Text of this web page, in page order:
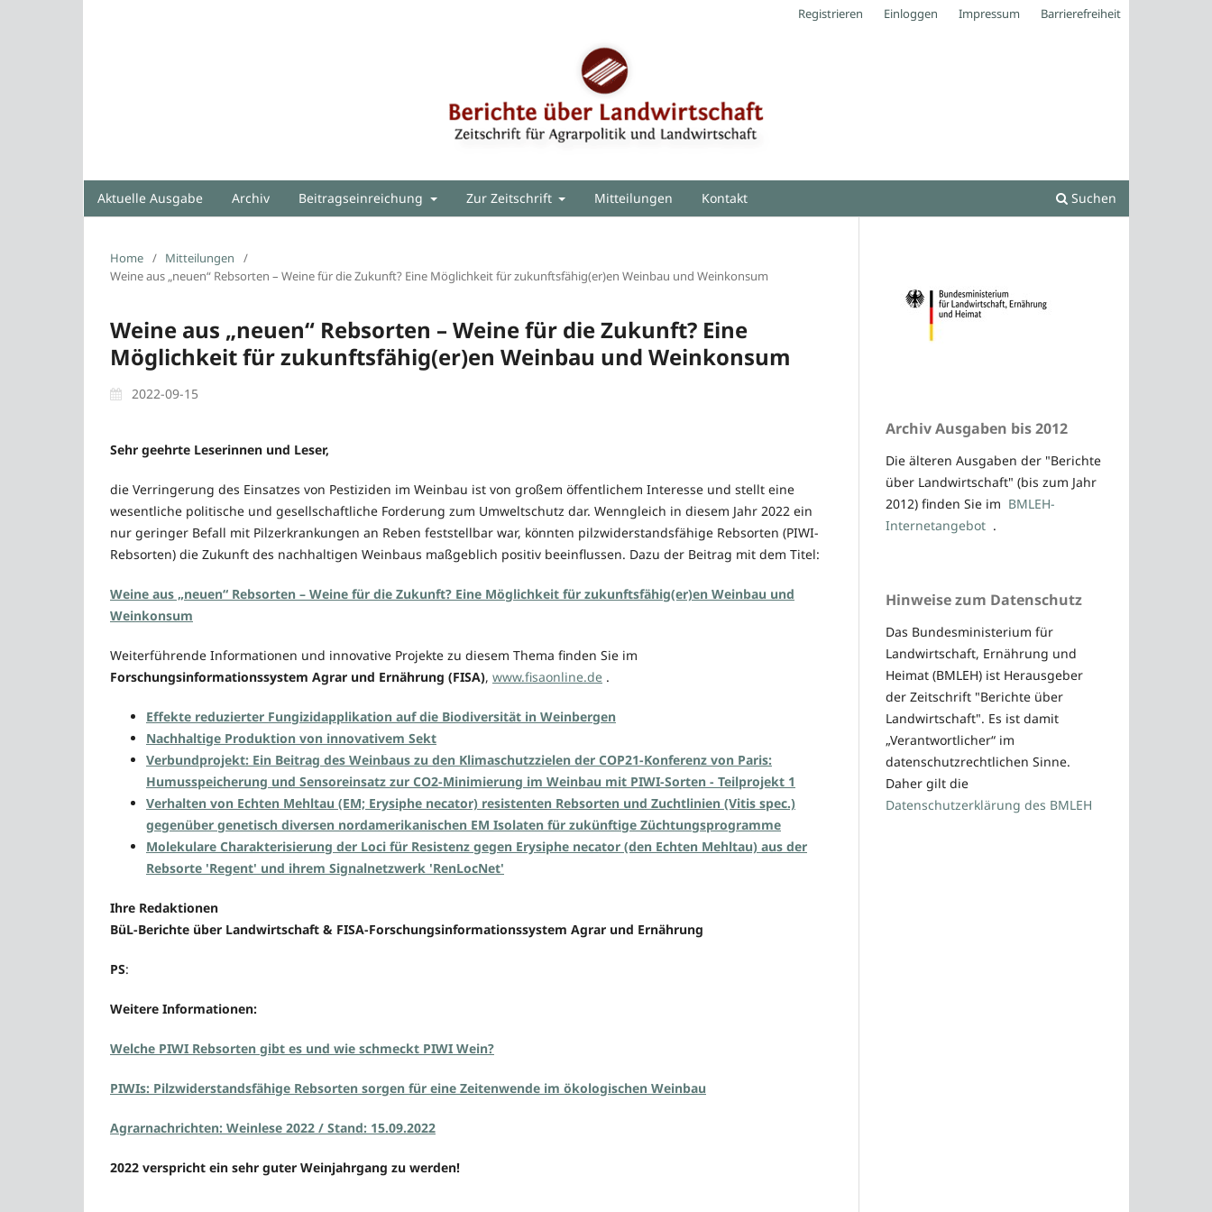
Aktuelle Ausgabe Archiv Beitragseinreichung Zur Zeitschrift Mitteilungen Kontakt Suchen
Registrieren Einloggen Impressum Barrierefreiheit
Home / Mitteilungen
/
Weine aus „neuen“ Rebsorten – Weine für die Zukunft? Eine Möglichkeit für zukunftsfähig(er)en Weinbau und Weinkonsum
Weine aus „neuen“ Rebsorten – Weine für die Zukunft? Eine
Möglichkeit für zukunftsfähig(er)en Weinbau und Weinkonsum
2022-09-15
Sehr geehrte Leserinnen und Leser,
die Verringerung des Einsatzes von Pestiziden im Weinbau ist von großem öffentlichem Interesse und stellt eine
wesentliche politische und gesellschaftliche Forderung zum Umweltschutz dar. Wenngleich in diesem Jahr 2022 ein
nur geringer Befall mit Pilzerkrankungen an Reben feststellbar war, könnten pilzwiderstandsfähige Rebsorten (PIWI-
Rebsorten) die Zukunft des nachhaltigen Weinbaus maßgeblich positiv beeinflussen. Dazu der Beitrag mit dem Titel:
Weine aus „neuen“ Rebsorten – Weine für die Zukunft? Eine Möglichkeit für zukunftsfähig(er)en Weinbau und
Weinkonsum
Weiterführende Informationen und innovative Projekte zu diesem Thema finden Sie im
Forschungsinformationssystem Agrar und Ernährung (FISA), www.fisaonline.de .
Effekte reduzierter Fungizidapplikation auf die Biodiversität in Weinbergen
Nachhaltige Produktion von innovativem Sekt
Verbundprojekt: Ein Beitrag des Weinbaus zu den Klimaschutzzielen der COP21-Konferenz von Paris:
Humusspeicherung und Sensoreinsatz zur CO2-Minimierung im Weinbau mit PIWI-Sorten - Teilprojekt 1
Verhalten von Echten Mehltau (EM; Erysiphe necator) resistenten Rebsorten und Zuchtlinien (Vitis spec.)
gegenüber genetisch diversen nordamerikanischen EM Isolaten für zukünftige Züchtungsprogramme
Molekulare Charakterisierung der Loci für Resistenz gegen Erysiphe necator (den Echten Mehltau) aus der
Rebsorte 'Regent' und ihrem Signalnetzwerk 'RenLocNet'
Ihre Redaktionen
BüL-Berichte über Landwirtschaft & FISA-Forschungsinformationssystem Agrar und Ernährung
PS:
Weitere Informationen:
Welche PIWI Rebsorten gibt es und wie schmeckt PIWI Wein?
PIWIs: Pilzwiderstandsfähige Rebsorten sorgen für eine Zeitenwende im ökologischen Weinbau
Agrarnachrichten: Weinlese 2022 / Stand: 15.09.2022
2022 verspricht ein sehr guter Weinjahrgang zu werden!
Archiv Ausgaben bis 2012
Die älteren Ausgaben der "Berichte
über Landwirtschaft" (bis zum Jahr
2012) finden Sie im BMLEH-
Internetangebot .
Hinweise zum Datenschutz
Das Bundesministerium für
Landwirtschaft, Ernährung und
Heimat (BMLEH) ist Herausgeber
der Zeitschrift "Berichte über
Landwirtschaft". Es ist damit
„Verantwortlicher“ im
datenschutzrechtlichen Sinne.
Daher gilt die
Datenschutzerklärung des BMLEH